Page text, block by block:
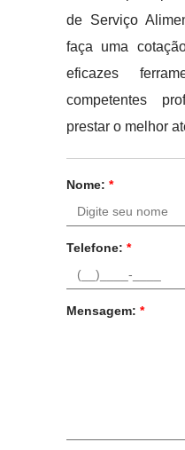
de Serviço
faça uma
eficazes
competentes
prestar o melhor
Nome: *
Telefone: *
Mensagem: *